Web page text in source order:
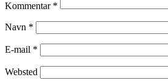
Kommentar *
Navn *
E-mail *
Websted